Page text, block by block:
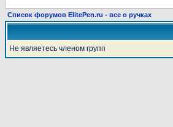
Список форумов ElitePen.ru - все о ручках
Не являетесь членом групп